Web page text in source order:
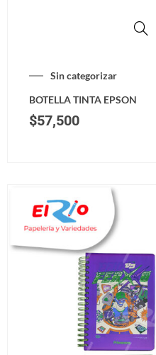
Sin categorizar
BOTELLA TINTA EPSON
$57,500